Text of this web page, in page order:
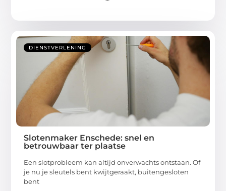
DIENSTVERLENING
Slotenmaker Enschede: snel en
betrouwbaar ter plaatse
Een slotprobleem kan altijd onverwachts ontstaan. Of
je nu je sleutels bent kwijtgeraakt, buitengesloten
bent